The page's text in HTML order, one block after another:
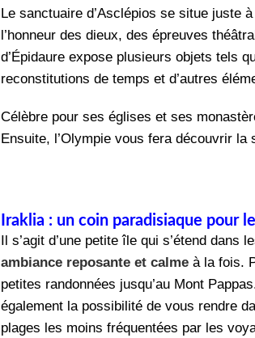
Le sanctuaire d’Asclépios se situe juste
l’honneur des dieux, des épreuves
d’Épidaure expose plusieurs objets tels
reconstitutions de temps et d’autres
Célèbre pour ses églises et ses
Ensuite, l’Olympie vous fera découvrir
Iraklia : un coin paradisiaque pour
Il s’agit d’une petite île qui s’étend
ambiance reposante et calme à la fois.
petites randonnées jusqu’au Mont
également la possibilité de vous rendre
plages les moins fréquentées par les